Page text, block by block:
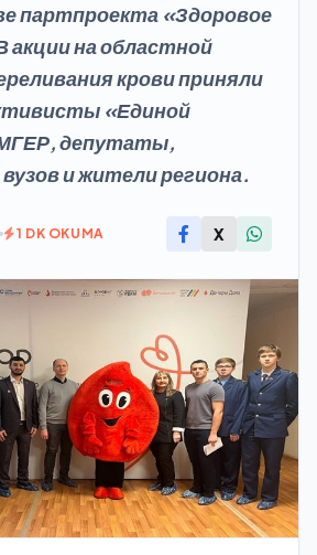
партпроекта «Здоровое
акции на областной
крови приняли
«Единой
депутаты,
и жители региона.
1 DK OKUMA X